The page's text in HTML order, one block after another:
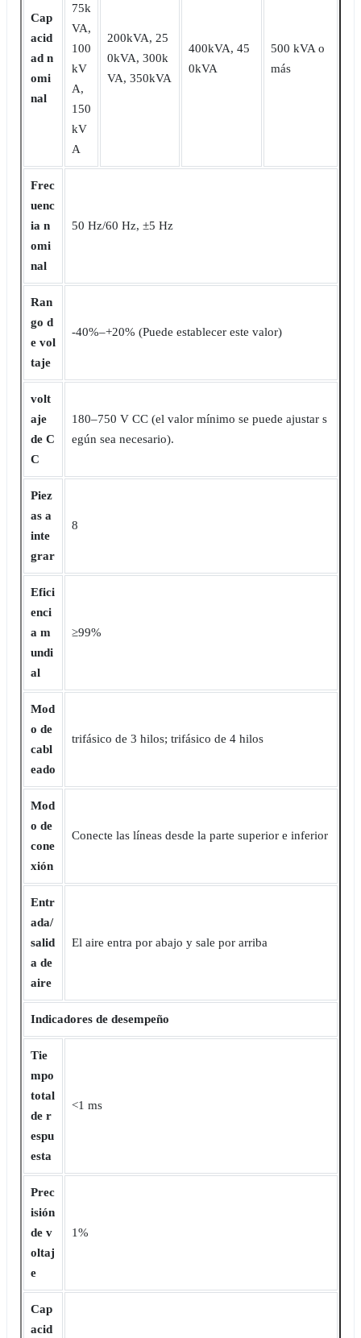
Cap
acid
ad n
omi
nal
75k
VA,
100
kV
A,
150
kV
A
200kVA, 25
0kVA, 300k
VA, 350kVA
400kVA, 45
0kVA
500 kVA o
más
Frec
uenc
ia n
omi
nal
50 Hz/60 Hz, ±5 Hz
Ran
go d
e vol
taje
-40%‒+20% (Puede establecer este valor)
volt
aje
de C
C
180‒750 V CC (el valor mínimo se puede ajustar s
egún sea necesario).
Piez
as a
inte
grar
8
Efici
enci
a m
undi
al
≥99%
Mod
o de
cabl
eado
trifásico de 3 hilos; trifásico de 4 hilos
Mod
o de
cone
xión
Conecte las líneas desde la parte superior e inferior
Entr
ada/
salid
a de
aire
El aire entra por abajo y sale por arriba
Indicadores de desempeño
Tie
mpo
total
de r
espu
esta
<1 ms
Prec
isión
de v
oltaj
e
1%
Cap
acid